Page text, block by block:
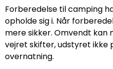
Forberedelse til camping
opholde sig i. Når
mere sikker. Omvendt
vejret skifter, udstyret ikke
overnatning.